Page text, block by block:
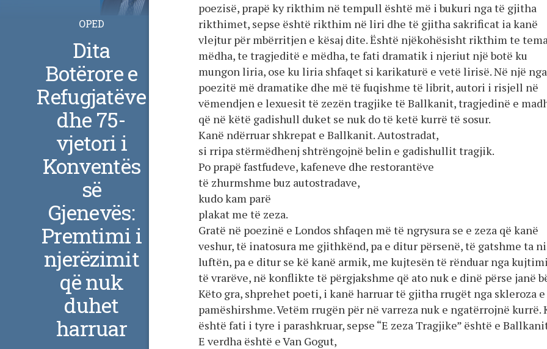
poezisë, prapë ky rikthim në tempull është më i bukuri nga të gjitha
rikthimet, sepse është rikthim në liri dhe të gjitha sakrificat ia kanë
vlejtur për mbërritjen e kësaj dite. Është njëkohësisht rikthim te
mëdha, te tragjeditë e mëdha, te fati dramatik i njeriut një botë ku
mungon liria, ose ku liria shfaqet si karikaturë e vetë lirisë. Në një nga
poezitë më dramatike dhe më të fuqishme të librit, autori i risjell në
vëmendjen e lexuesit të zezën tragjike të Ballkanit, tragjedinë e
që në këtë gadishull duket se nuk do të ketë kurrë të sosur.
Kanë ndërruar shkrepat e Ballkanit. Autostradat,
si rripa stërmëdhenj shtrëngojnë belin e gadishullit tragjik.
Po prapë fastfudeve, kafeneve dhe restorantëve
të zhurmshme buz autostradave,
kudo kam parë
plakat me të zeza.
Gratë në poezinë e Londos shfaqen më të ngrysura se e zeza që kanë
veshur, të inatosura me gjithkënd, pa e ditur përsenë, të gatshme ta
luftën, pa e ditur se kë kanë armik, me kujtesën të rënduar nga
të vrarëve, në konflikte të përgjakshme që ato nuk e dinë përse janë
Këto gra, shprehet poeti, i kanë harruar të gjitha rrugët nga skleroza e
pamëshirshme. Vetëm rrugën për në varreza nuk e ngatërrojnë kurrë.
është fati i tyre i parashkruar, sepse “E zeza Tragjike” është e
E verdha është e Van Gogut,
OPED
Dita
Botërore e
Refugjatëve
dhe 75-
vjetori i
Konventës
së
Gjenevës:
Premtimi i
njerëzimit
që nuk
duhet
harruar